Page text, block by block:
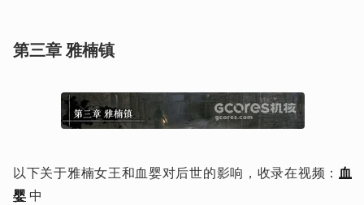
第三章 雅楠镇
以下关于雅楠女王和血婴对后世的影响，收录在视频： 血
婴 中